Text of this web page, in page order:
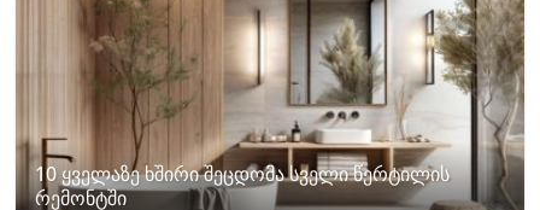
10 ყველაზე ხშირი შეცდომა სველი წერტილის
რემონტში